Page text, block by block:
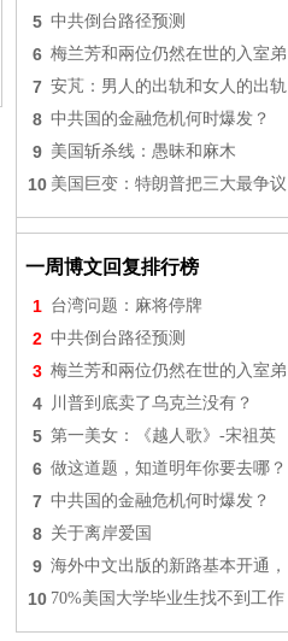
5 中共倒台路径预测
6 梅兰芳和兩位仍然在世的入室弟
7 安芃：男人的出轨和女人的出轨
8 中共国的金融危机何时爆发？
9 美国斩杀线：愚昧和麻木
10 美国巨变：特朗普把三大最争议
一周博文回复排行榜
1 台湾问题：麻将停牌
2 中共倒台路径预测
3 梅兰芳和兩位仍然在世的入室弟
4 川普到底卖了乌克兰没有？
5 第一美女：《越人歌》-宋祖英
6 做这道题，知道明年你要去哪？
7 中共国的金融危机何时爆发？
8 关于离岸爱国
9 海外中文出版的新路基本开通，
10 70%美国大学毕业生找不到工作